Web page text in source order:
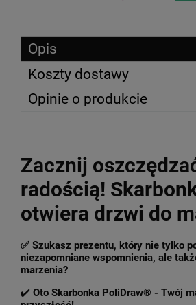
Opis
Koszty dostawy
Opinie o produkcie
Zacznij
radością!
otwiera drzwi do
✅ Szukasz prezentu, który nie tylko
niezapomniane wspomnienia, ale
marzenia?
✔️ Oto Skarbonka PoliDraw® - Twój